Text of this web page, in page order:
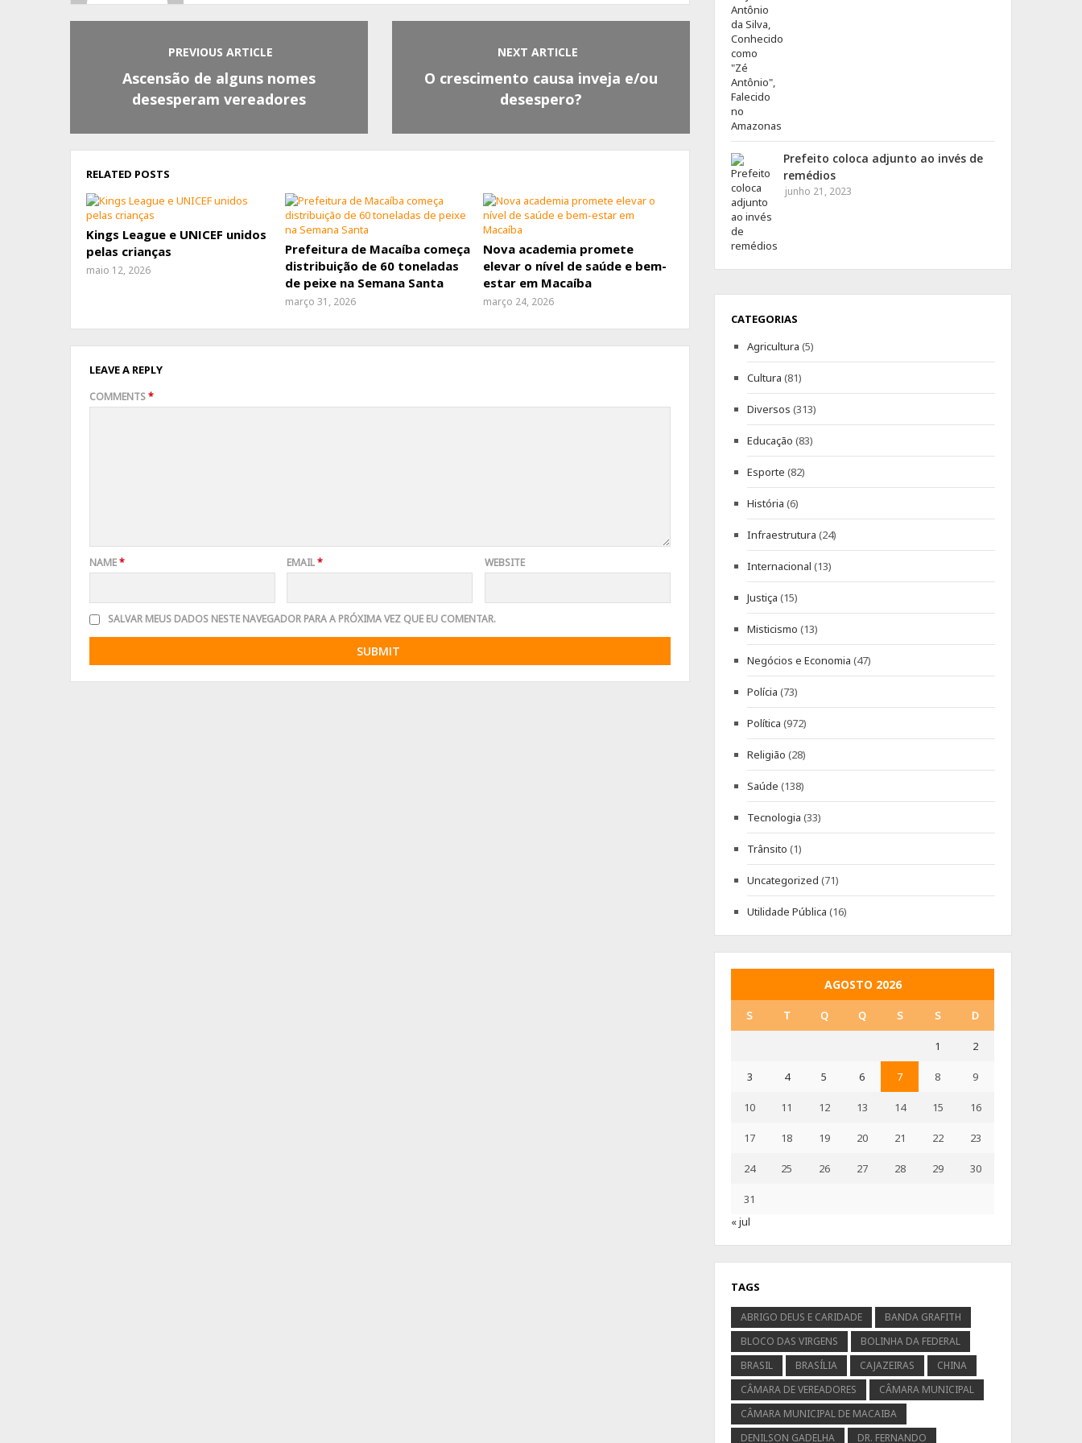
PREVIOUS ARTICLE
Ascensão de alguns nomes
desesperam vereadores
NEXT ARTICLE
O crescimento causa inveja e/ou
desespero?
RELATED POSTS
Kings League e UNICEF unidos
pelas crianças
maio 12, 2026
Prefeitura de Macaíba começa
distribuição de 60 toneladas
de peixe na Semana Santa
março 31, 2026
Nova academia promete
elevar o nível de saúde e bem-
estar em Macaíba
março 24, 2026
LEAVE A REPLY
COMMENTS*
NAME* EMAIL* WEBSITE
SALVAR MEUS DADOS NESTE NAVEGADOR PARA A PRÓXIMA VEZ QUE EU COMENTAR.
Prefeito coloca adjunto ao invés de
remédios
junho 21, 2023
CATEGORIAS
Agricultura (5)
Cultura (81)
Diversos (313)
Educação (83)
Esporte (82)
História (6)
Infraestrutura (24)
Internacional (13)
Justiça (15)
Misticismo (13)
Negócios e Economia (47)
Polícia (73)
Política (972)
Religião (28)
Saúde (138)
Tecnologia (33)
Trânsito (1)
Uncategorized (71)
Utilidade Pública (16)
AGOSTO 2026
S T Q Q S S D
1 2
3 4 5 6 7 8 9
10 11 12 13 14 15 16
17 18 19 20 21 22 23
24 25 26 27 28 29 30
31
« jul
TAGS
ABRIGO DEUS E CARIDADE
BANDA GRAFITH
BLOCO DAS VIRGENS
BOLINHA DA FEDERAL
BRASIL
BRASÍLIA CAJAZEIRAS
CHINA
CÂMARA DE VEREADORES
CÂMARA MUNICIPAL
CÂMARA MUNICIPAL DE MACAIBA
DENILSON GADELHA
DR. FERNANDO